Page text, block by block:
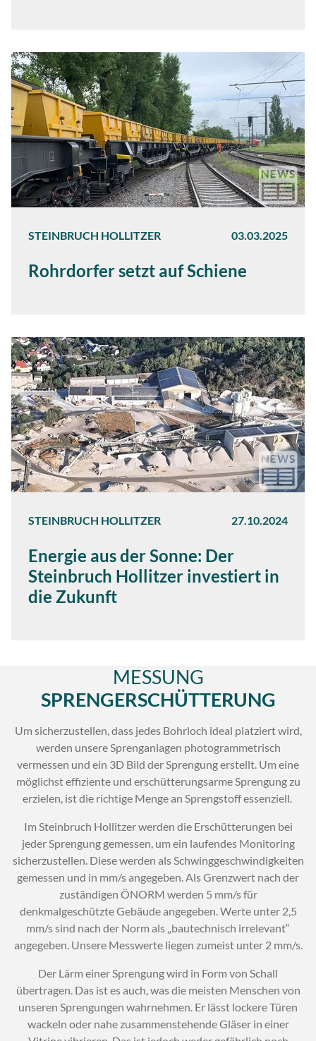
STEINBRUCH HOLLITZER 03.03.2025
Rohrdorfer setzt auf Schiene
STEINBRUCH HOLLITZER 27.10.2024
Energie aus der Sonne: Der
Steinbruch Hollitzer investiert in
die Zukunft
MESSUNG
SPRENGERSCHÜTTERUNG
Um sicherzustellen, dass jedes Bohrloch ideal platziert wird,
werden unsere Sprenganlagen photogrammetrisch
vermessen und ein 3D Bild der Sprengung erstellt. Um eine
möglichst effiziente und erschütterungsarme Sprengung zu
erzielen, ist die richtige Menge an Sprengstoff essenziell.
Im Steinbruch Hollitzer werden die Erschütterungen bei
jeder Sprengung gemessen, um ein laufendes Monitoring
sicherzustellen. Diese werden als Schwinggeschwindigkeiten
gemessen und in mm/s angegeben. Als Grenzwert nach der
zuständigen ÖNORM werden 5 mm/s für
denkmalgeschützte Gebäude angegeben. Werte unter 2,5
mm/s sind nach der Norm als „bautechnisch irrelevant“
angegeben. Unsere Messwerte liegen zumeist unter 2 mm/s.
Der Lärm einer Sprengung wird in Form von Schall
übertragen. Das ist es auch, was die meisten Menschen von
unseren Sprengungen wahrnehmen. Er lässt lockere Türen
wackeln oder nahe zusammenstehende Gläser in einer